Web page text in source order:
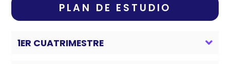
PLAN DE ESTUDIO
1ER CUATRIMESTRE